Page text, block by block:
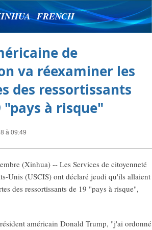
FRENCH
de
va réexaminer les
des ressortissants
"pays à risque"
à 09:49
(Xinhua) -- Les Services de citoyenneté
Unis (USCIS) ont déclaré jeudi qu'ils allaient
des ressortissants de 19 "pays à risque",
américain Donald Trump, "j'ai ordonné